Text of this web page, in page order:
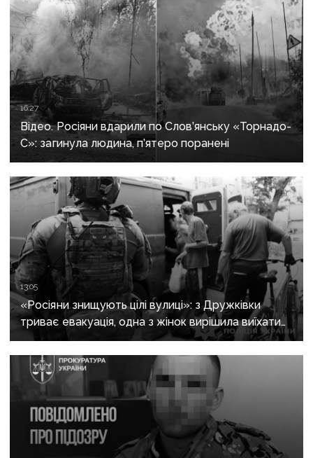
16:27
Відео. Росіяни вдарили по Слов’янську «Торнадо-
С»: загинула людина, п’ятеро поранені
13:05
«Росіяни знищують цілі вулиці»: з Дружківки
триває евакуація, одна з жінок вирішила виїхати
після загибелі чоловіка